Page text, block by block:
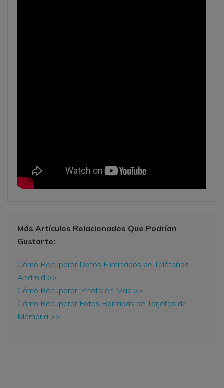
Más Artículos Relacionados Que Podrían
Gustarte:
Cómo Recuperar Datos Eliminados de Teléfonos
Android >>
Cómo Recuperar iPhoto en Mac >>
Cómo Recuperar Fotos Borradas de Tarjetas de
Memoria >>